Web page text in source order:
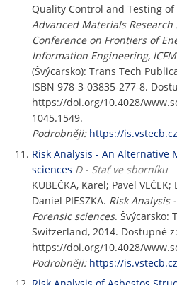
Quality Control and Testing of
Advanced Materials
Conference on Frontiers of
Information Engineering,
(Švýcarsko): Trans Tech
ISBN 978-3-03835-277-8.
https://doi.org/10.4028/
1045.1549.
Podrobněji: https://
Risk Analysis - An Alternative
sciences D - Stať ve sborníku
KUBEČKA, Karel; Pavel VLČEK;
Daniel PIESZKA. Risk Analysis
Forensic sciences. Švýcarsko:
Switzerland, 2014. Dostupné z:
https://doi.org/10.4028/
Podrobněji: https://